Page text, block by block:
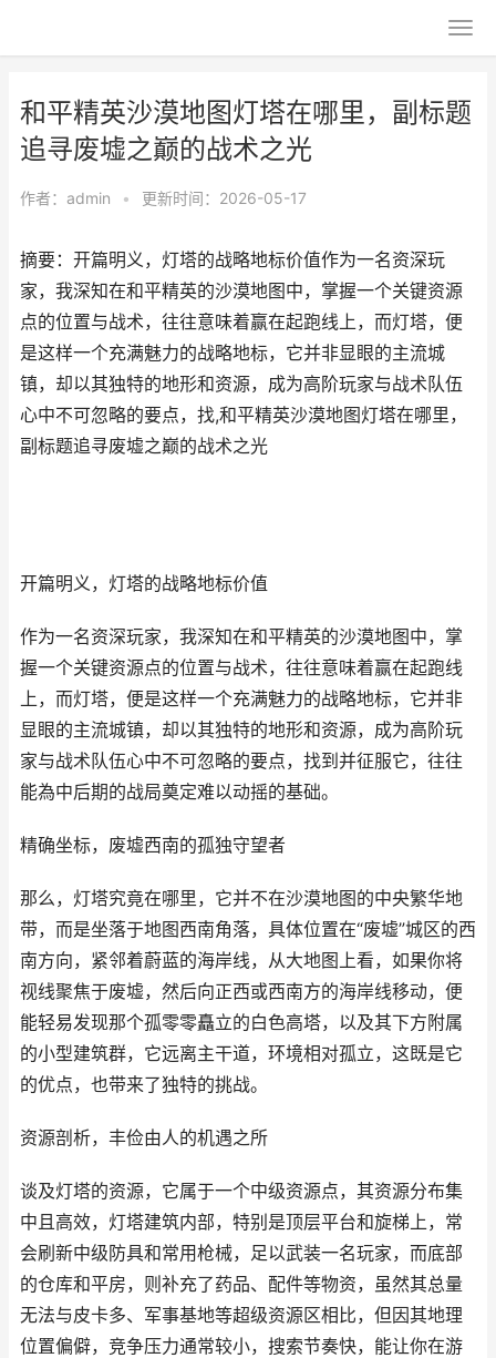
和平精英沙漠地图灯塔在哪里，副标题
追寻废墟之巅的战术之光
作者： admin • 更新时间：2026-05-17
摘要：开篇明义，灯塔的战略地标价值作为一名资深玩
家，我深知在和平精英的沙漠地图中，掌握一个关键资源
点的位置与战术，往往意味着赢在起跑线上，而灯塔，便
是这样一个充满魅力的战略地标，它并非显眼的主流城
镇，却以其独特的地形和资源，成为高阶玩家与战术队伍
心中不可忽略的要点，找,和平精英沙漠地图灯塔在哪里，
副标题追寻废墟之巅的战术之光
开篇明义，灯塔的战略地标价值
作为一名资深玩家，我深知在和平精英的沙漠地图中，掌
握一个关键资源点的位置与战术，往往意味着赢在起跑线
上，而灯塔，便是这样一个充满魅力的战略地标，它并非
显眼的主流城镇，却以其独特的地形和资源，成为高阶玩
家与战术队伍心中不可忽略的要点，找到并征服它，往往
能為中后期的战局奠定难以动摇的基础。
精确坐标，废墟西南的孤独守望者
那么，灯塔究竟在哪里，它并不在沙漠地图的中央繁华地
带，而是坐落于地图西南角落，具体位置在“废墟”城区的西
南方向，紧邻着蔚蓝的海岸线，从大地图上看，如果你将
视线聚焦于废墟，然后向正西或西南方的海岸线移动，便
能轻易发现那个孤零零矗立的白色高塔，以及其下方附属
的小型建筑群，它远离主干道，环境相对孤立，这既是它
的优点，也带来了独特的挑战。
资源剖析，丰俭由人的机遇之所
谈及灯塔的资源，它属于一个中级资源点，其资源分布集
中且高效，灯塔建筑内部，特别是顶层平台和旋梯上，常
会刷新中级防具和常用枪械，足以武装一名玩家，而底部
的仓库和平房，则补充了药品、配件等物资，虽然其总量
无法与皮卡多、军事基地等超级资源区相比，但因其地理
位置偏僻，竞争压力通常较小，搜索节奏快，能让你在游